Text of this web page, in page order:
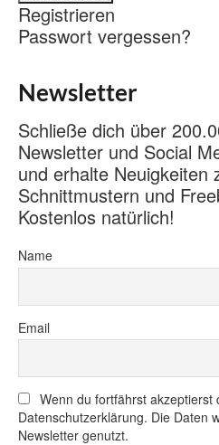
Registrieren
Passwort vergessen?
Newsletter
Schließe dich über
Newsletter und Social
und erhalte Neuigkeiten
Schnittmustern und
Kostenlos natürlich!
Name
Email
Wenn du fortfährst akzeptierst
Datenschutzerklärung. Die Daten
Newsletter genutzt.